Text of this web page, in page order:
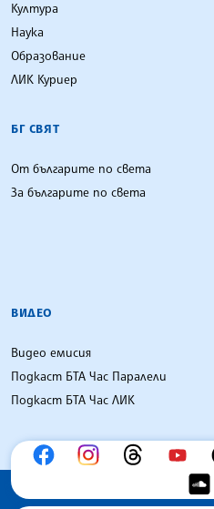
Култура
Наука
Образование
ЛИК Куриер
БГ СВЯТ
От българите по света
За българите по света
ВИДЕО
Видео емисия
Подкаст БТА Час Паралели
Подкаст БТА Час ЛИК